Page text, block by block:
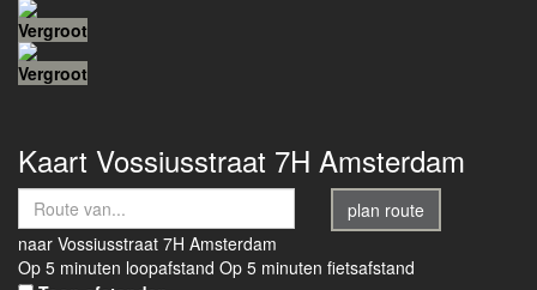
Vergroot
Vergroot
Kaart Vossiusstraat 7H Amsterdam
plan route
naar Vossiusstraat 7H Amsterdam
Op 5 minuten loopafstand Op 5 minuten fietsafstand